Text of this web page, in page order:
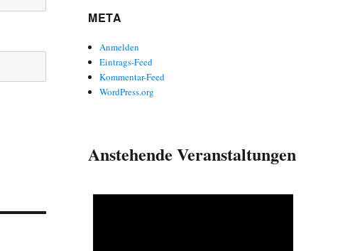
META
Anmelden
Eintrags-Feed
Kommentar-Feed
WordPress.org
Anstehende Veranstaltungen